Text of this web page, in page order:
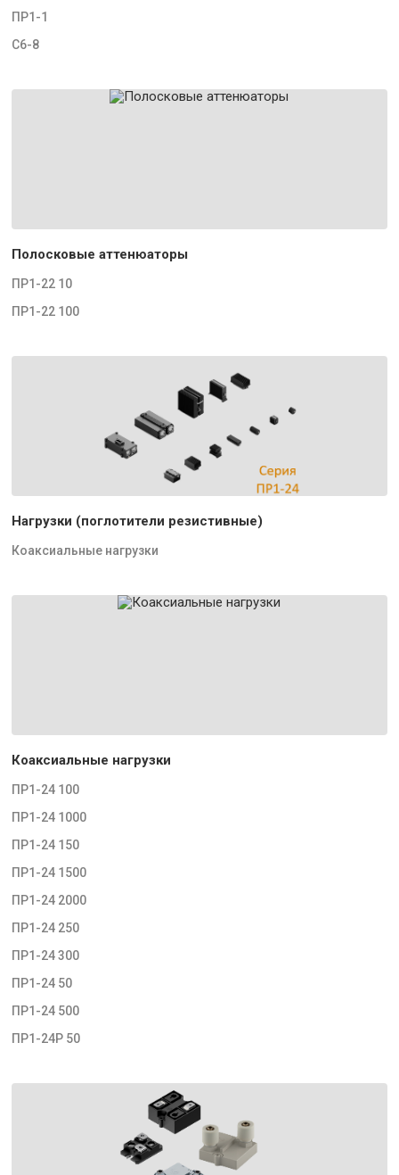
ПР1-1
С6-8
Полосковые аттенюаторы
ПР1-22 10
ПР1-22 100
Нагрузки (поглотители резистивные)
Коаксиальные нагрузки
Коаксиальные нагрузки
ПР1-24 100
ПР1-24 1000
ПР1-24 150
ПР1-24 1500
ПР1-24 2000
ПР1-24 250
ПР1-24 300
ПР1-24 50
ПР1-24 500
ПР1-24Р 50